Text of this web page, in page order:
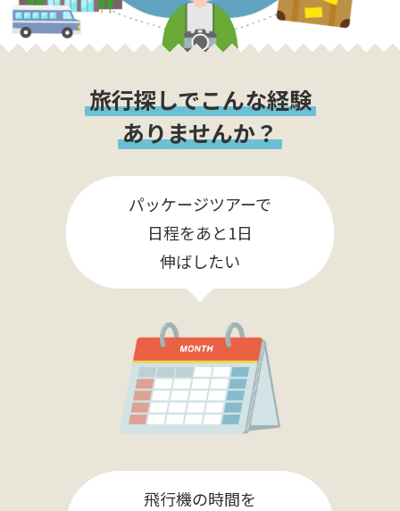
旅行探しでこんな経験
ありませんか？
パッケージツアーで
日程をあと1日
伸ばしたい
飛行機の時間を